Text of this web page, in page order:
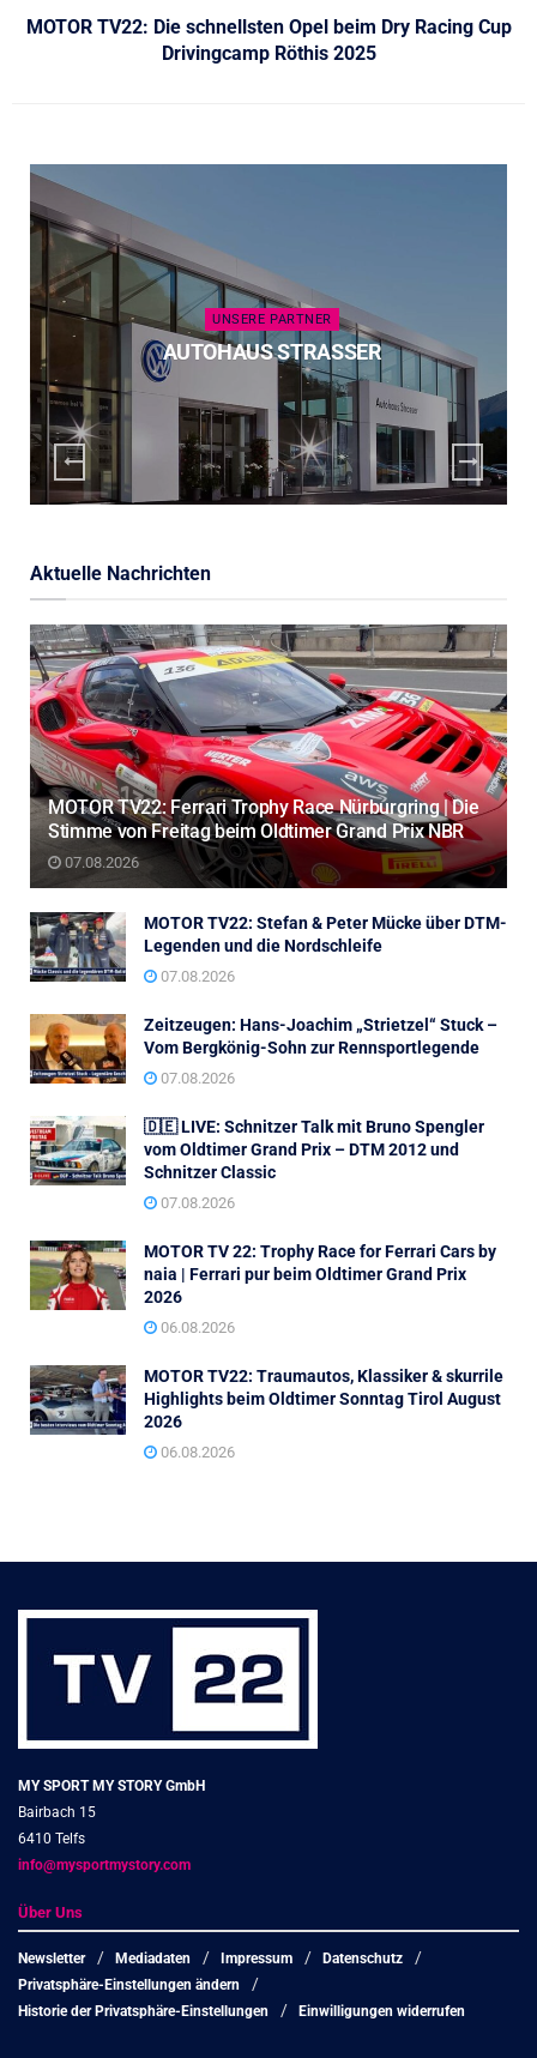
MOTOR TV22: Die schnellsten Opel beim Dry Racing Cup
Drivingcamp Röthis 2025
UNSERE PARTNER
AUTOHAUS STRASSER
Aktuelle Nachrichten
MOTOR TV22: Ferrari Trophy Race Nürburgring | Die
Stimme von Freitag beim Oldtimer Grand Prix NBR
07.08.2026
MOTOR TV22: Stefan & Peter Mücke über DTM-
Legenden und die Nordschleife
07.08.2026
Zeitzeugen: Hans-Joachim „Strietzel“ Stuck –
Vom Bergkönig-Sohn zur Rennsportlegende
07.08.2026
🇩🇪 LIVE: Schnitzer Talk mit Bruno Spengler
vom Oldtimer Grand Prix – DTM 2012 und
Schnitzer Classic
07.08.2026
MOTOR TV 22: Trophy Race for Ferrari Cars by
naia | Ferrari pur beim Oldtimer Grand Prix
2026
06.08.2026
MOTOR TV22: Traumautos, Klassiker & skurrile
Highlights beim Oldtimer Sonntag Tirol August
2026
06.08.2026
MY SPORT MY STORY GmbH
Bairbach 15
6410 Telfs
info@mysportmystory.com
Über Uns
Newsletter Mediadaten Impressum
Datenschutz
Privatsphäre-Einstellungen ändern
Historie der Privatsphäre-Einstellungen
Einwilligungen widerrufen